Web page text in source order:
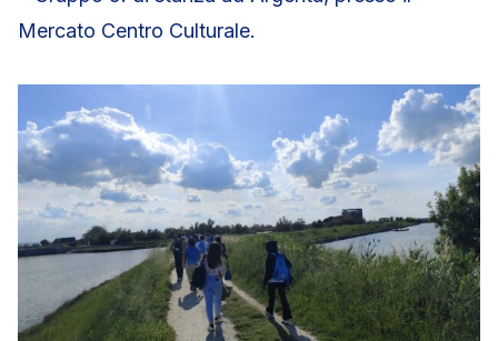
Mercato Centro Culturale.